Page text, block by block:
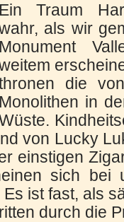
Ein Traum
als wir
Monument
die
Monolithen in
von Lucky
einstigen
sich bei
ist fast, als
durch die